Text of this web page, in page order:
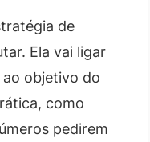
de
Ela vai ligar
objetivo do
como
pedirem